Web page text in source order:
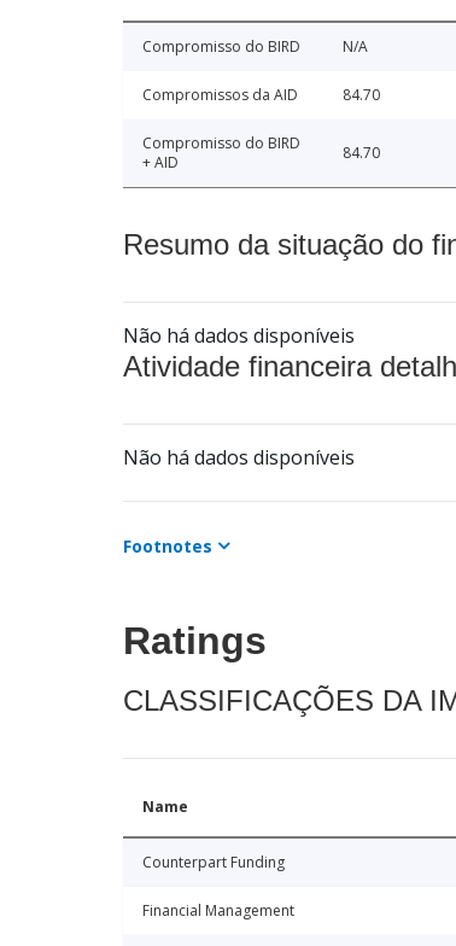
Compromisso do BIRD N/A
Compromissos da AID 84.70
Compromisso do BIRD
+ AID
84.70
Resumo da situação do
Não há dados disponíveis
Atividade financeira
Não há dados disponíveis
Footnotes
Ratings
CLASSIFICAÇÕES DA
Name
Counterpart Funding
Financial Management